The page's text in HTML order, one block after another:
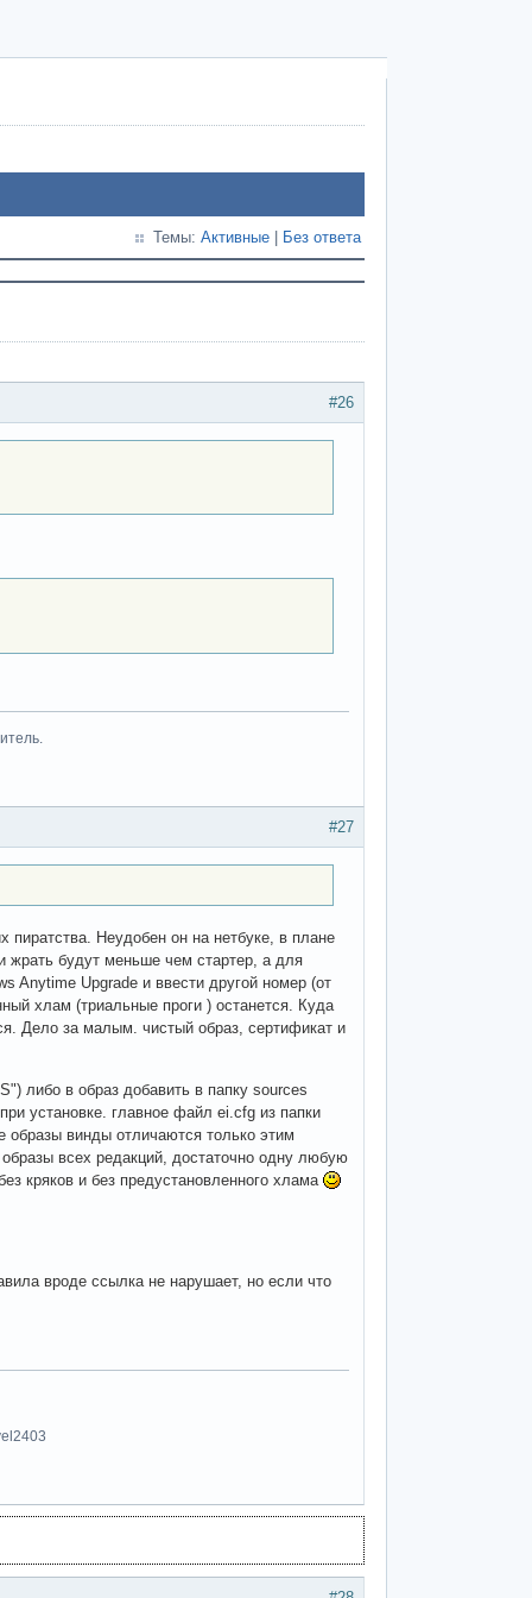
Темы: Активные Без ответа
#26
#27
Неудобен он на нетбуке, в плане
жрать будут меньше чем стартер, а для
Anytime Upgrade и ввести другой номер (от
хлам (триальные проги ) останется. Куда
Дело за малым. чистый образ, сертификат и
либо в образ добавить в папку sources
установке. главное файл ei.cfg из папки
образы винды отличаются только этим
всех редакций, достаточно одну любую
кряков и без предустановленного хлама
вроде ссылка не нарушает, но если что